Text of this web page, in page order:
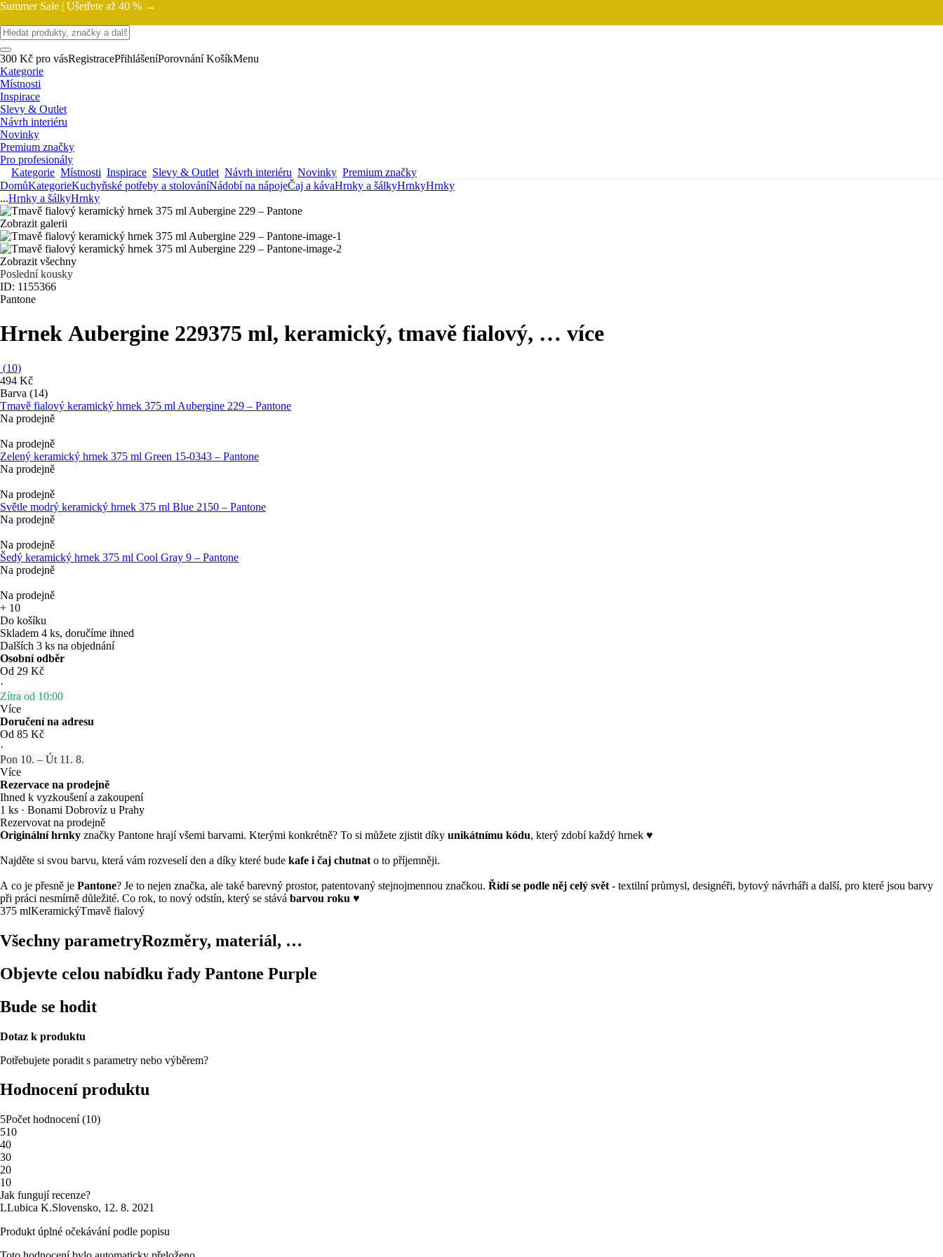
Summer Sale | Ušetřete až 40 % →
300 Kč pro vásRegistracePřihlášeníPorovnání KošíkMenu
Kategorie
Místnosti
Inspirace
Slevy & Outlet
Návrh interiéru
Novinky
Premium značky
Pro profesionály
Kategorie Místnosti Inspirace Slevy & Outlet Návrh interiéru Novinky Premium značky
DomůKategorieKuchyňské potřeby a stolováníNádobí na nápojeČaj a kávaHrnky a šálkyHrnkyHrnky
...Hrnky a šálkyHrnky
Zobrazit galerii
Zobrazit všechny
Poslední kousky
ID: 1155366
Pantone
Hrnek Aubergine 229375 ml, keramický, tmavě fialový, … více
(10)
494 Kč
Barva (14)
Tmavě fialový keramický hrnek 375 ml Aubergine 229 – Pantone
Na prodejně
Na prodejně
Zelený keramický hrnek 375 ml Green 15-0343 – Pantone
Na prodejně
Na prodejně
Světle modrý keramický hrnek 375 ml Blue 2150 – Pantone
Na prodejně
Na prodejně
Šedý keramický hrnek 375 ml Cool Gray 9 – Pantone
Na prodejně
Na prodejně
+ 10
Do košíku
Skladem 4 ks, doručíme ihned
Dalších 3 ks na objednání
Osobní odběr
Od 29 Kč
·
Zítra od 10:00
Více
Doručení na adresu
Od 85 Kč
·
Pon 10. – Út 11. 8.
Více
Rezervace na prodejně
Ihned k vyzkoušení a zakoupení
1 ks · Bonami Dobrovíz u Prahy
Rezervovat na prodejně
Originální hrnky značky Pantone hrají všemi barvami. Kterými konkrétně? To si můžete zjistit díky unikátnímu kódu, který zdobí každý hrnek ♥
Najděte si svou barvu, která vám rozveselí den a díky které bude kafe i čaj chutnat o to příjemněji.
A co je přesně je Pantone? Je to nejen značka, ale také barevný prostor, patentovaný stejnojmennou značkou. Řídí se podle něj celý svět - textilní průmysl, designéři, bytový návrháři a další, pro které jsou barvy
při práci nesmírně důležité. Co rok, to nový odstín, který se stává barvou roku ♥
375 mlKeramickýTmavě fialový
Všechny parametryRozměry, materiál, …
Objevte celou nabídku řady Pantone Purple
Bude se hodit
Dotaz k produktu
Potřebujete poradit s parametry nebo výběrem?
Hodnocení produktu
5Počet hodnocení(10)
510
40
30
20
10
Jak fungují recenze?
LLubica K.Slovensko, 12. 8. 2021
Produkt úplné očekávání podle popisu